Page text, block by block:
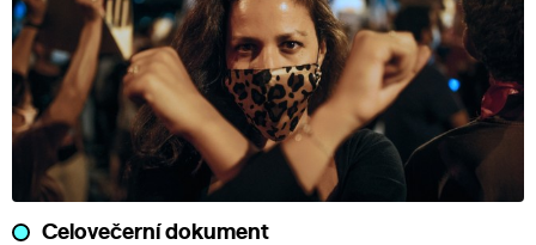
Celovečerní dokument